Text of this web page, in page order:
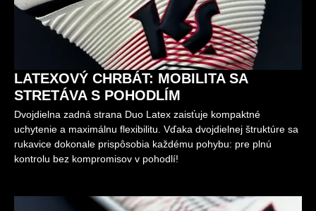
LATEXOVÝ CHRBÁT: MOBILITA SA
STRETÁVA S POHODLÍM
Dvojdielna zadná strana Duo Latex zaisťuje kompaktné
uchytenie a maximálnu flexibilitu. Vďaka dvojdielnej štruktúre sa
rukavice dokonale prispôsobia každému pohybu: pre plnú
kontrolu bez kompromisov v pohodlí!